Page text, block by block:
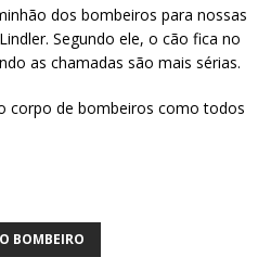
dos bombeiros para nossas
Segundo ele, o cão fica no
as chamadas são mais sérias.
corpo de bombeiros como todos
BOMBEIRO